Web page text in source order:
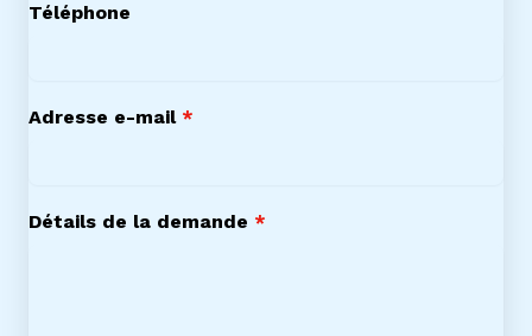
Téléphone
Adresse e-mail *
Détails de la demande *